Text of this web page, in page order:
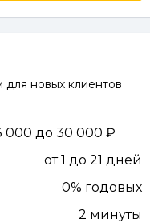
новых клиентов
000 до 30 000
от 1 до 21 дней
0% годовых
2 минуты